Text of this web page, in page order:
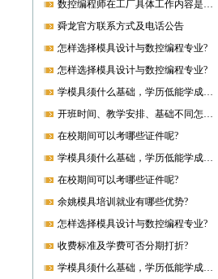
数控编程师在工厂具体工作内容是什么?
舜龙官方联系方式及电话公告
怎样选择模具设计与数控编程专业?
怎样选择模具设计与数控编程专业?
学模具须什么基础，学历低能学成就业吗?
开班时间、教学安排、基础不同怎样开课?
在校期间可以考哪些证件呢?
学模具须什么基础，学历低能学成就业吗?
在校期间可以考哪些证件呢?
余姚模具培训就业有哪些优势?
怎样选择模具设计与数控编程专业?
收费标准及学费可否分期打折?
学模具须什么基础，学历低能学成就业吗?